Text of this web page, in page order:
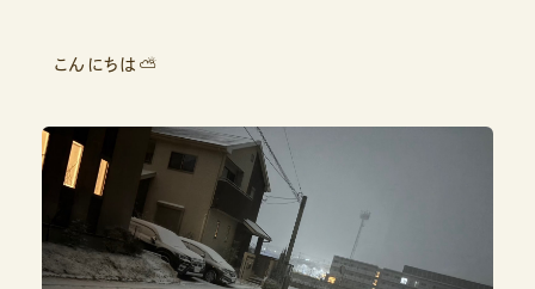
エリアから探す
支援・サービスから探す
こんにちは⛅